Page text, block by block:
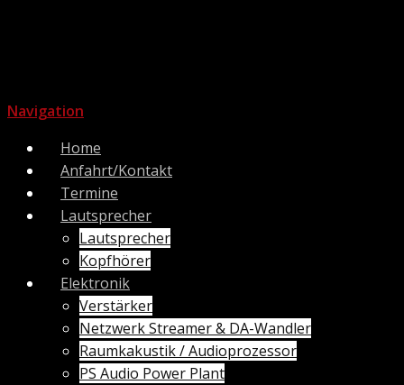
Navigation
Home
Anfahrt/Kontakt
Termine
Lautsprecher
Lautsprecher
Kopfhörer
Elektronik
Verstärker
Netzwerk Streamer & DA-Wandler
Raumkakustik / Audioprozessor
PS Audio Power Plant